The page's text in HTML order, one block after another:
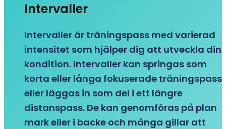
Intervaller
Intervaller är träningspass med varierad
intensitet som hjälper dig att utveckla din
kondition. Intervaller kan springas som
korta eller långa fokuserade träningspass
eller läggas in som del i ett längre
distanspass. De kan genomföras på plan
mark eller i backe och många gillar att